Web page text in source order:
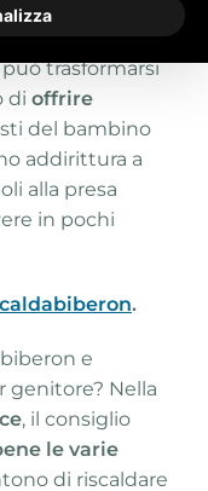
trasformarsi
di offrire
del bambino
addirittura a
alla presa
in pochi
.
e
genitore? Nella
, il consiglio
le varie
di riscaldare